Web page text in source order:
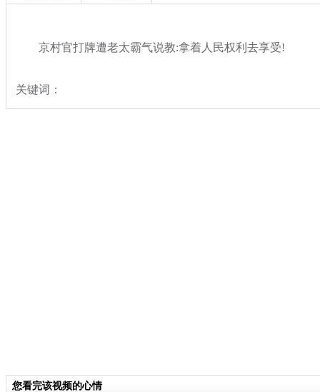
京村官打牌遭老太霸气说教:拿着人民权利去享受!
关键词：
您看完该视频的心情